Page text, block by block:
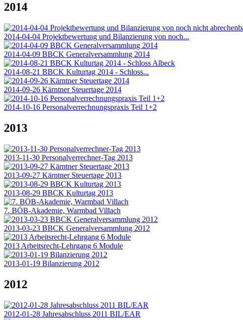
2014
2014-04-04 Projektbewertung und Bilanzierung von noch...
2014-04-09 BBCK Generalversammlung 2014
2014-08-21 BBCK Kulturtag 2014 - Schloss...
2014-09-26 Kärntner Steuertage 2014
2014-10-16 Personalverrechnungspraxis Teil 1+2
2013
2013-11-30 Personalverrechner-Tag 2013
2013-09-27 Kärntner Steuertage 2013
2013-08-29 BBCK Kulturtag 2013
7. BÖB-Akademie, Warmbad Villach
2013-03-23 BBCK Generalversammlung 2012
2013 Arbeitsrecht-Lehrgang 6 Module
2013-01-19 Bilanzierung 2012
2012
2012-01-28 Jahresabschluss 2011 BIL/EAR